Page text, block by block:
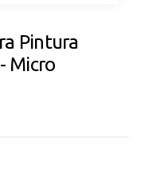
Pintura
Micro